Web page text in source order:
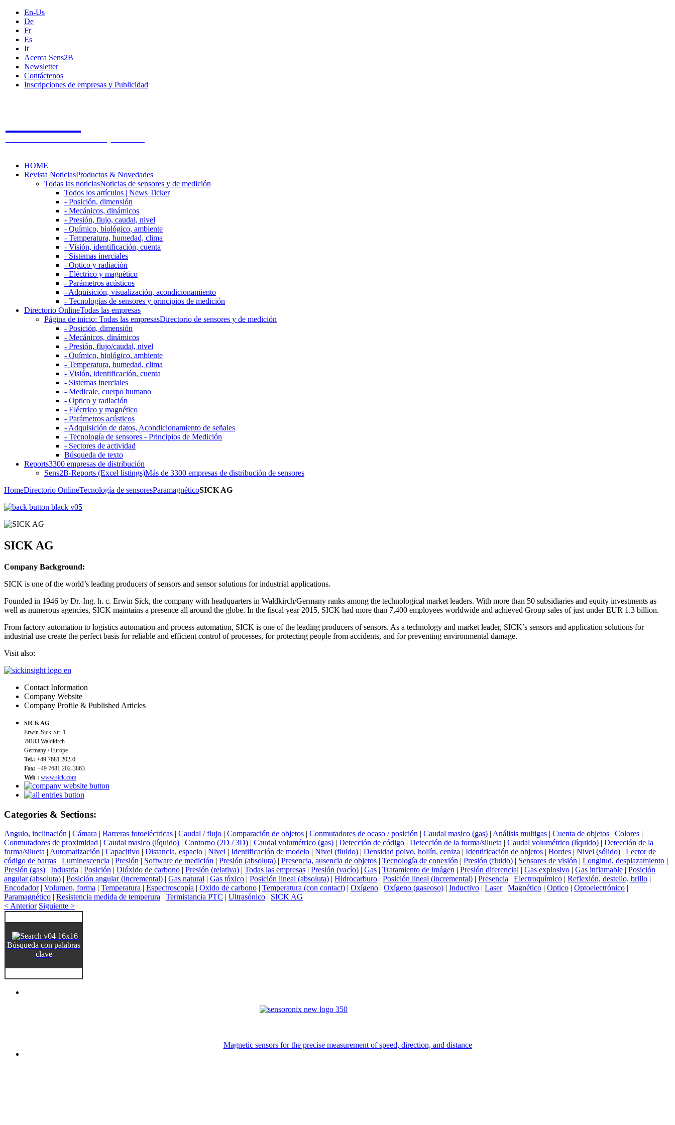
En-Us
De
Fr
Es
It
Acerca Sens2B
Newsletter
Contáctenos
Inscripciones de empresas y Publicidad
HOME
Revista NoticiasProductos & Novedades
Todas las noticiasNoticias de sensores y de medición
Todos los artículos | News Ticker
- Posición, dimensión
- Mecánicos, dinámicos
- Presión, flujo, caudal, nivel
- Químico, biológico, ambiente
- Temperatura, humedad, clima
- Visión, identificación, cuenta
- Sistemas inerciales
- Optico y radiación
- Eléctrico y magnético
- Parámetros acústicos
- Adquisición, visualización, acondicionamiento
- Tecnologías de sensores y principios de medición
Directorio OnlineTodas las empresas
Página de inicio: Todas las empresasDirectorio de sensores y de medición
- Posición, dimensión
- Mecánicos, dinámicos
- Presión, flujo/caudal, nivel
- Químico, biológico, ambiente
- Temperatura, humedad, clima
- Visión, identificación, cuenta
- Sistemas inerciales
- Medicale, cuerpo humano
- Optico y radiación
- Eléctrico y magnético
- Parámetros acústicos
- Adquisición de datos, Acondicionamiento de señales
- Tecnología de sensores - Principios de Medición
- Sectores de actividad
Búsqueda de texto
Reports3300 empresas de distribución
Sens2B-Reports (Excel listings)Más de 3300 empresas de distribución de sensores
HomeDirectorio OnlineTecnología de sensoresParamagnéticoSICK AG
SICK AG
Company Background:
SICK is one of the world’s leading producers of sensors and sensor solutions for industrial applications.
Founded in 1946 by Dr.-Ing. h. c. Erwin Sick, the company with headquarters in Waldkirch/Germany ranks among the technological market leaders. With more than 50 subsidiaries and equity investments as
well as numerous agencies, SICK maintains a presence all around the globe. In the fiscal year 2015, SICK had more than 7,400 employees worldwide and achieved Group sales of just under EUR 1.3 billion.
From factory automation to logistics automation and process automation, SICK is one of the leading producers of sensors. As a technology and market leader, SICK’s sensors and application solutions for
industrial use create the perfect basis for reliable and efficient control of processes, for protecting people from accidents, and for preventing environmental damage.
Visit also:
Contact Information
Company Website
Company Profile & Published Articles
SICK AG
Erwin-Sick-Str. 1
79183 Waldkirch
Germany / Europe
Tel.: +49 7681 202-0
Fax: +49 7681 202-3863
Web : www.sick.com
Categories & Sections:
Angulo, inclinación | Cámara | Barreras fotoeléctricas | Caudal / flujo | Comparación de objetos | Conmutadores de ocaso / posición | Caudal masico (gas) | Análisis multigas | Cuenta de objetos | Colores |
Conmutadores de proximidad | Caudal masico (líquido) | Contorno (2D / 3D) | Caudal volumétrico (gas) | Detección de código | Detección de la forma/silueta | Caudal volumétrico (líquido) | Detección de la
forma/silueta | Automatización | Capacitivo | Distancia, espacio | Nivel | Identificación de modelo | Nivel (fluido) | Densidad polvo, hollín, ceniza | Identificación de objetos | Bordes | Nivel (sólido) | Lector de
código de barras | Luminescencia | Presión | Software de medición | Presión (absoluta) | Presencia, ausencia de objetos | Tecnología de conexión | Presión (fluido) | Sensores de visión | Longitud, desplazamiento |
Presión (gas) | Industria | Posición | Dióxido de carbono | Presión (relativa) | Todas las empresas | Presión (vacío) | Gas | Tratamiento de imágen | Presión diferencial | Gas explosivo | Gas inflamable | Posición
angular (absoluta) | Posición angular (incremental) | Gas natural | Gas tóxico | Posición lineal (absoluta) | Hidrocarburo | Posición lineal (incremental) | Presencia | Electroquímico | Reflexión, destello, brillo |
Encodador| Volumen, forma | Temperatura | Espectroscopía | Oxido de carbono | Temperatura (con contact) | Oxígeno | Oxígeno (gaseoso) | Inductivo | Laser| Magnético | Optico | Optoelectrónico |
Paramagnético | Resistencia medida de temperura | Termistancia PTC | Ultrasónico | SICK AG
< Anterior Siguiente >
Búsqueda con palabras
clave
Magnetic sensors for the precise measurement of speed, direction, and distance